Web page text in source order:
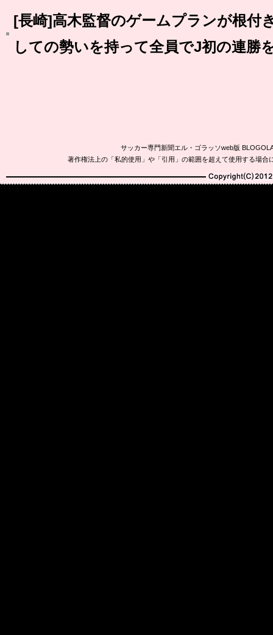
[長崎]高木監督のゲームプランが根付
しての勢いを持って全員でJ初の連勝
サッカー専門新聞エル・ゴラッソweb版
著作権法上の「私的使用」や「引用」の範囲を超えて使用する場
Copyright(C)2010-